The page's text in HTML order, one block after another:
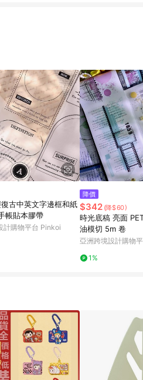
具贈點資格。 7. 點數將於出貨後 45 天
首次下載 Pinkoi APP 並完成訂單，不
古中英文字邊框和紙
帳貼本膠帶
計購物平台 Pinkoi
降價
$342 (降$60)
時光底稿 亮面
油模切 5m 卷
亞洲跨境設計購物
1%